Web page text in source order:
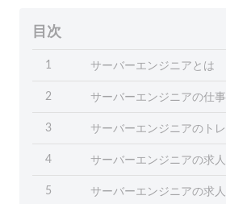
目次
1 サーバーエンジニアとは
2 サーバーエンジニアの仕
3 サーバーエンジニアのト
4 サーバーエンジニアの求
5 サーバーエンジニアの求